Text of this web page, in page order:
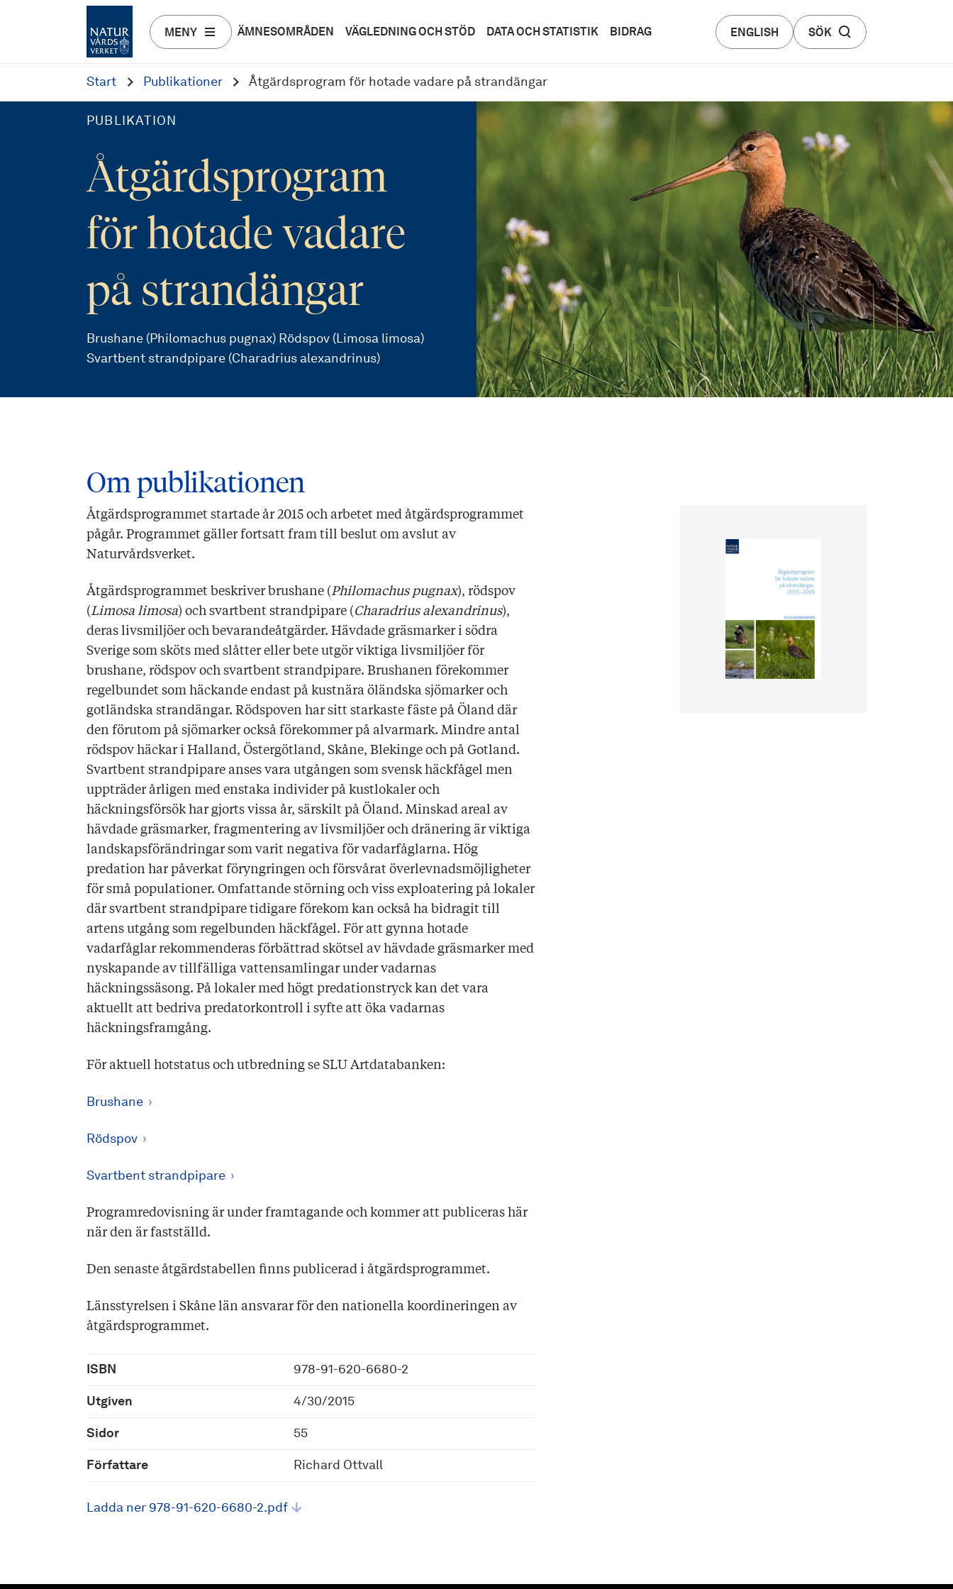
MENY ÄMNESOMRÅDEN VÄGLEDNING OCH STÖD DATA OCH STATISTIK BIDRAG ENGLISH SÖK
Start Publikationer Åtgärdsprogram för hotade vadare på strandängar
PUBLIKATION
Åtgärdsprogram
för hotade vadare
på strandängar
Brushane (Philomachus pugnax) Rödspov (Limosa limosa)
Svartbent strandpipare (Charadrius alexandrinus)
Om publikationen
Åtgärdsprogrammet startade år 2015 och arbetet med åtgärdsprogrammet
pågår. Programmet gäller fortsatt fram till beslut om avslut av
Naturvårdsverket.
Åtgärdsprogrammet beskriver brushane (Philomachus pugnax), rödspov
(Limosa limosa) och svartbent strandpipare ( Charadrius alexandrinus),
deras livsmiljöer och bevarandeåtgärder. Hävdade gräsmarker i södra
Sverige som sköts med slåtter eller bete utgör viktiga livsmiljöer för
brushane, rödspov och svartbent strandpipare. Brushanen förekommer
regelbundet som häckande endast på kustnära öländska sjömarker och
gotländska strandängar. Rödspoven har sitt starkaste fäste på Öland där
den förutom på sjömarker också förekommer på alvarmark. Mindre antal
rödspov häckar i Halland, Östergötland, Skåne, Blekinge och på Gotland.
Svartbent strandpipare anses vara utgången som svensk häckfågel men
uppträder årligen med enstaka individer på kustlokaler och
häckningsförsök har gjorts vissa år, särskilt på Öland. Minskad areal av
hävdade gräsmarker, fragmentering av livsmiljöer och dränering är viktiga
landskapsförändringar som varit negativa för vadarfåglarna. Hög
predation har påverkat föryngringen och försvårat överlevnadsmöjligheter
för små populationer. Omfattande störning och viss exploatering på lokaler
där svartbent strandpipare tidigare förekom kan också ha bidragit till
artens utgång som regelbunden häckfågel. För att gynna hotade
vadarfåglar rekommenderas förbättrad skötsel av hävdade gräsmarker med
nyskapande av tillfälliga vattensamlingar under vadarnas
häckningssäsong. På lokaler med högt predationstryck kan det vara
aktuellt att bedriva predatorkontroll i syfte att öka vadarnas
häckningsframgång.
För aktuell hotstatus och utbredning se SLU Artdatabanken:
Brushane
Rödspov
Svartbent strandpipare
Programredovisning är under framtagande och kommer att publiceras här
när den är fastställd.
Den senaste åtgärdstabellen finns publicerad i åtgärdsprogrammet.
Länsstyrelsen i Skåne län ansvarar för den nationella koordineringen av
åtgärdsprogrammet.
ISBN 978-91-620-6680-2
Utgiven 4/30/2015
Sidor 55
Författare Richard Ottvall
Ladda ner 978-91-620-6680-2.pdf